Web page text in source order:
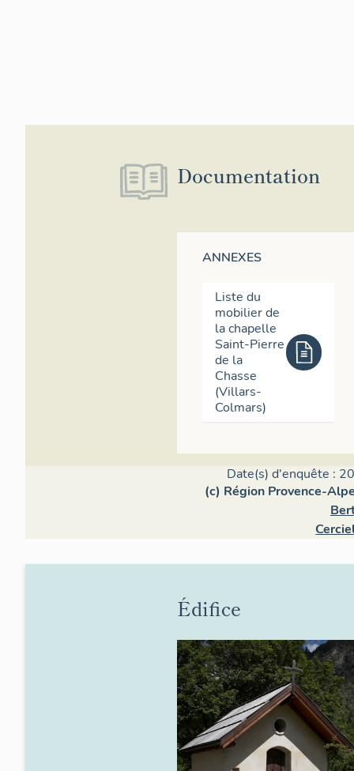
Documentation
ANNEXES
Liste du
mobilier de
la chapelle
Saint-Pierre
de la
Chasse
(Villars-
Colmars)
Date(s) d'enquête :
(c) Région Provence-
Édifice